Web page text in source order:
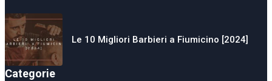
Le 10 Migliori Barbieri a Fiumicino [2024]
Categorie